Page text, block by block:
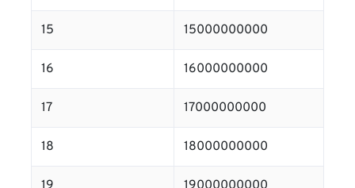
15 15000000000
16 16000000000
17 17000000000
18 18000000000